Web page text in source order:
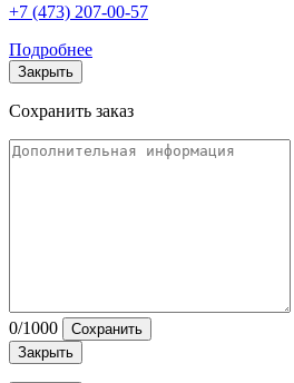
+7 (473) 207-00-57
Подробнее
Закрыть
Сохранить заказ
0/1000
Сохранить
Закрыть